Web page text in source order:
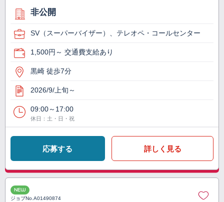
非公開
SV（スーパーバイザー）、テレオペ・コールセンター
1,500円～ 交通費支給あり
黒崎 徒歩7分
2026/9/上旬～
09:00～17:00
休日：土・日・祝
応募する 詳しく見る
NEW
ジョブNo.A01490874